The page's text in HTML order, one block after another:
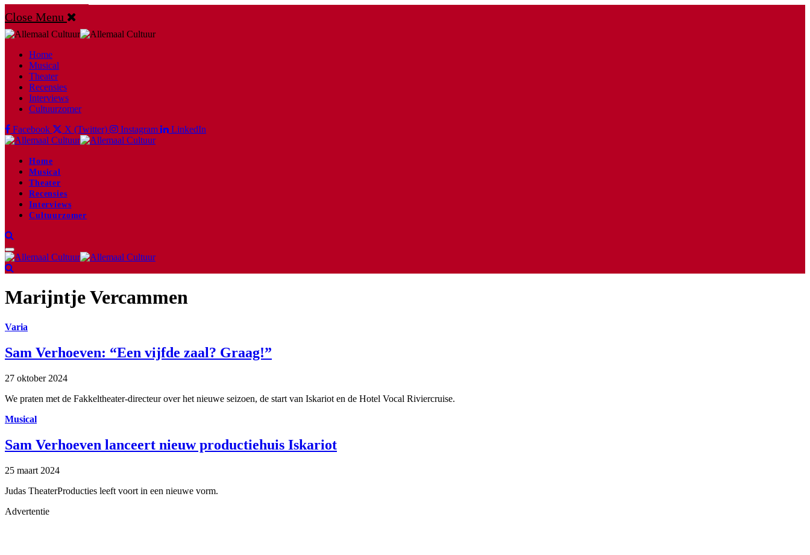
Close Menu
Home
Musical
Theater
Recensies
Interviews
Cultuurzomer
Facebook
X (Twitter) Instagram LinkedIn
Home
Musical
Theater
Recensies
Interviews
Cultuurzomer
Marijntje Vercammen
Varia
Sam Verhoeven: “Een vijfde zaal? Graag!”
27 oktober 2024
We praten met de Fakkeltheater-directeur over het nieuwe seizoen, de start van Iskariot en de Hotel Vocal Riviercruise.
Musical
Sam Verhoeven lanceert nieuw productiehuis Iskariot
25 maart 2024
Judas TheaterProducties leeft voort in een nieuwe vorm.
Advertentie